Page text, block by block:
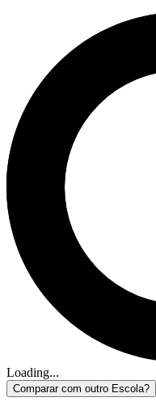
Loading...
Comparar com outro Escola?